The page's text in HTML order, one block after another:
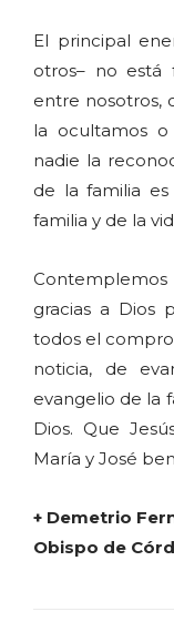
El principal
otros– no está
entre nosotros,
la ocultamos
nadie la
de la familia
familia y de la
gracias a Dios
todos el
noticia, de
evangelio de la
Dios. Que
María y José
+ Demetrio
Obispo de